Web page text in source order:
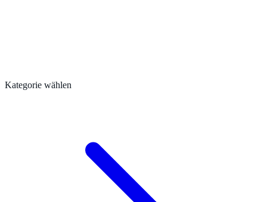
Kategorie wählen